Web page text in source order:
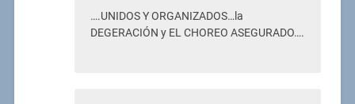
….UNIDOS Y ORGANIZADOS…la
DEGERACIÓN y EL CHOREO ASEGURADO….